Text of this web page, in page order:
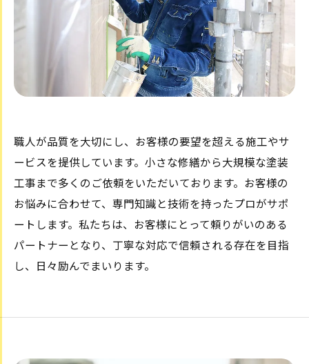
職人が品質を大切にし、お客様の要望を超える施工やサ
ービスを提供しています。小さな修繕から大規模な塗装
工事まで多くのご依頼をいただいております。お客様の
お悩みに合わせて、専門知識と技術を持ったプロがサポ
ートします。私たちは、お客様にとって頼りがいのある
パートナーとなり、丁寧な対応で信頼される存在を目指
し、日々励んでまいります。